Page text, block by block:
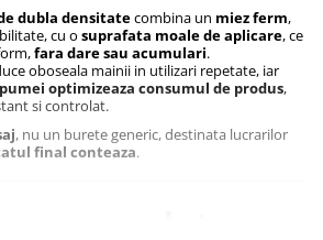
dubla densitatecombina un miez ferm,
cu o suprafata moale de aplicare, ce
fara dare sau acumulari.
oboseala mainii in utilizari repetate, iar
optimizeaza consumul de produs,
si controlat.
, nu un burete generic, destinata lucrarilor
final conteaza.